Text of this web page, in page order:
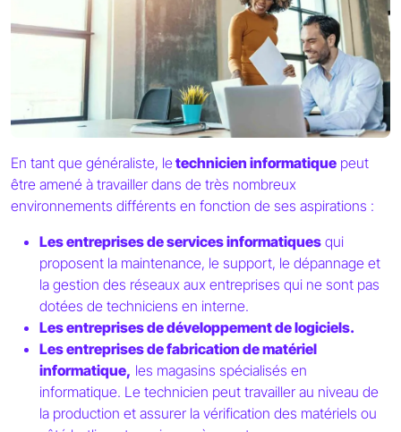
En tant que généraliste, letechnicien informatique peut
être amené à travailler dans de très nombreux
environnements différents en fonction de ses aspirations :
Les entreprises de services informatiques qui
proposent la maintenance, le support, le dépannage et
la gestion des réseaux aux entreprises qui ne sont pas
dotées de techniciens en interne.
Les entreprises de développement de logiciels.
Les entreprises de fabrication de matériel
informatique, les magasins spécialisés en
informatique. Le technicien peut travailler au niveau de
la production et assurer la vérification des matériels ou